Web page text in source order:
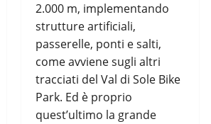
2.000 m, implementando
strutture artificiali,
passerelle, ponti e salti,
come avviene sugli altri
tracciati del Val di Sole Bike
Park. Ed è proprio
quest’ultimo la grande